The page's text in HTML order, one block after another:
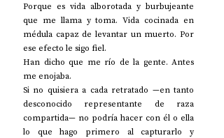
Porque es vida alborotada y burbujeante
que me llama y toma. Vida cocinada en
médula capaz de levantar un muerto. Por
ese efecto le sigo fiel.
Han dicho que me río de la gente. Antes
me enojaba.
Si no quisiera a cada retratado —en tanto
desconocido representante de raza
compartida— no podría hacer con él o ella
lo que hago primero al capturarlo y